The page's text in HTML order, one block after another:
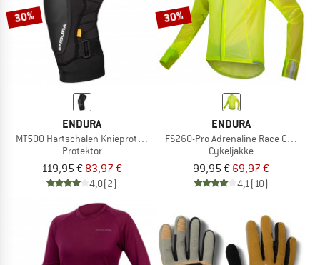
30%
ENDURA
MT500 Hartschalen Knieprotektor
Protektor
119,95 € 83,97 €
4,0(2)
30%
ENDURA
FS260-Pro Adrenaline Race Cape II
Cykeljakke
99,95 € 69,97 €
4,1 (10)